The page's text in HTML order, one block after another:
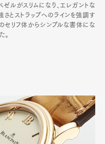
ゼルがスリムになり、エレガントな
とストラップへのラインを強調す
セリフ体からシンプルな書体にな
。